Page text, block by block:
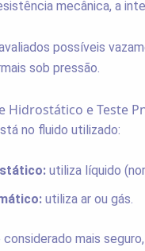
mecânica, a
possíveis
sob pressão.
Hidrostático e Teste
no fluido utilizado:
utiliza líquido
utiliza ar ou gás.
mais